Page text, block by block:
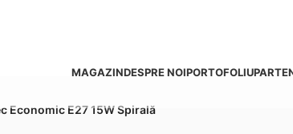
MAGAZINDESPRE NOIPORTOFOLIU
Economic E27 15W Spirală